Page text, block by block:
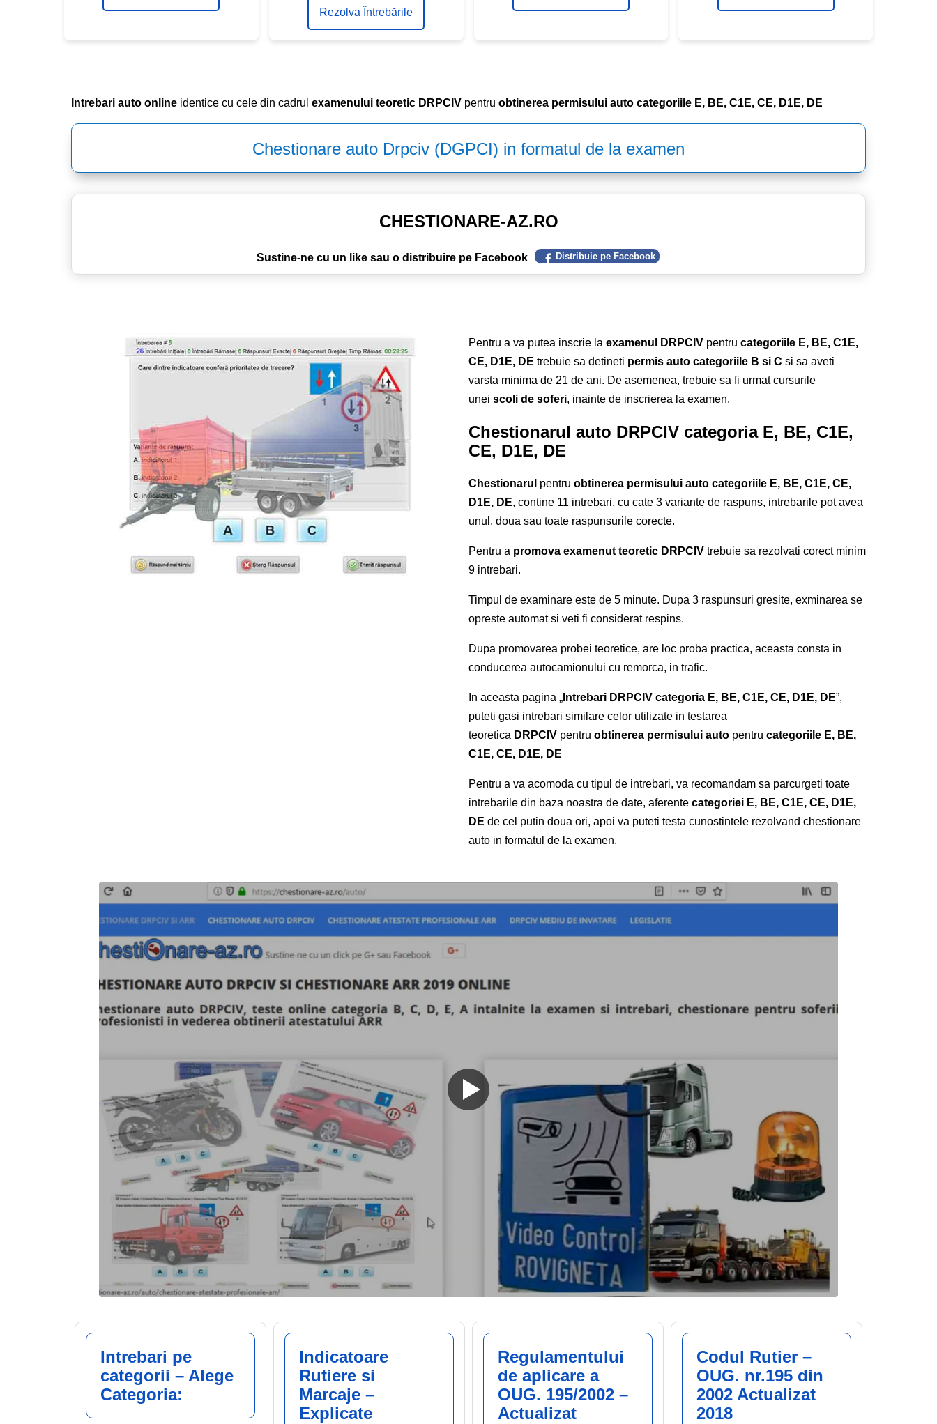
Rezolva Întrebările
Intrebari auto online identice cu cele din cadrul examenului teoretic DRPCIV pentru obtinerea permisului auto categoriile E, BE, C1E, CE, D1E, DE
Chestionare auto Drpciv (DGPCI) in formatul de la examen
CHESTIONARE-AZ.RO
Sustine-ne cu un like sau o distribuire pe Facebook Distribuie pe Facebook
Pentru a va putea inscrie la examenul DRPCIV pentru categoriile E, BE, C1E,
CE, D1E, DE trebuie sa detineti permis auto categoriile B si C si sa aveti
varsta minima de 21 de ani. De asemenea, trebuie sa fi urmat cursurile
unei scoli de soferi, inainte de inscrierea la examen.
Chestionarul auto DRPCIV categoria E, BE, C1E,
CE, D1E, DE
Chestionarul pentru obtinerea permisului auto categoriile E, BE, C1E, CE,
D1E, DE, contine 11 intrebari, cu cate 3 variante de raspuns, intrebarile pot avea
unul, doua sau toate raspunsurile corecte.
Pentru a promova examenut teoretic DRPCIV trebuie sa rezolvati corect minim
9 intrebari.
Timpul de examinare este de 5 minute. Dupa 3 raspunsuri gresite, exminarea se
opreste automat si veti fi considerat respins.
Dupa promovarea probei teoretice, are loc proba practica, aceasta consta in
conducerea autocamionului cu remorca, in trafic.
In aceasta pagina „ Intrebari DRPCIV categoria E, BE, C1E, CE, D1E, DE”,
puteti gasi intrebari similare celor utilizate in testarea
teoretica DRPCIV pentru obtinerea permisului auto pentru categoriile E, BE,
C1E, CE, D1E, DE
Pentru a va acomoda cu tipul de intrebari, va recomandam sa parcurgeti toate
intrebarile din baza noastra de date, aferente categoriei E, BE, C1E, CE, D1E,
DE de cel putin doua ori, apoi va puteti testa cunostintele rezolvand chestionare
auto in formatul de la examen.
Intrebari pe
categorii – Alege
Categoria:
Indicatoare
Rutiere si
Marcaje –
Explicate
Regulamentului
de aplicare a
OUG. 195/2002 –
Actualizat
Codul Rutier –
OUG. nr.195 din
2002 Actualizat
2018